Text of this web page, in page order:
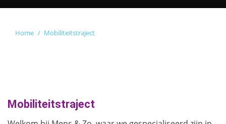
Home Mobiliteitstraject
Mobiliteitstraject